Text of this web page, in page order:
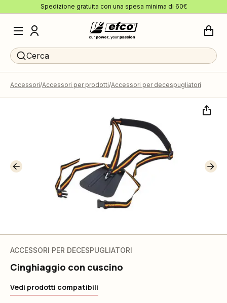
Spedizione gratuita con una spesa minima di 60€
Cerca
Accessori Accessori per prodotti Accessori per decespugliatori
ACCESSORI PER DECESPUGLIATORI
Cinghiaggio con cuscino
Vedi prodotti compatibili